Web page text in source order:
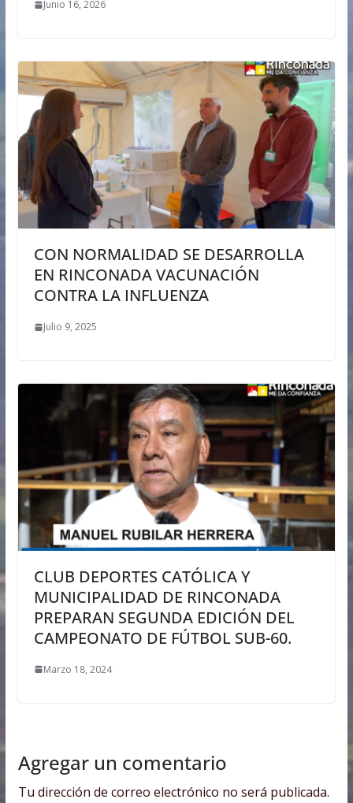
Junio 16, 2026
CON NORMALIDAD SE DESARROLLA
EN RINCONADA VACUNACIÓN
CONTRA LA INFLUENZA
Julio 9, 2025
CLUB DEPORTES CATÓLICA Y
MUNICIPALIDAD DE RINCONADA
PREPARAN SEGUNDA EDICIÓN DEL
CAMPEONATO DE FÚTBOL SUB-60.
Marzo 18, 2024
Agregar un comentario
Tu dirección de correo electrónico no será publicada.